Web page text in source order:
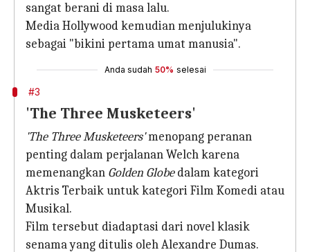
sangat berani di masa lalu.
Media Hollywood kemudian menjulukinya
sebagai "bikini pertama umat manusia".
Anda sudah 50% selesai
#3
'The Three Musketeers'
'The Three Musketeers'menopang peranan
penting dalam perjalanan Welch karena
memenangkan Golden Globedalam kategori
Aktris Terbaik untuk kategori Film Komedi atau
Musikal.
Film tersebut diadaptasi dari novel klasik
senama yang ditulis oleh Alexandre Dumas.